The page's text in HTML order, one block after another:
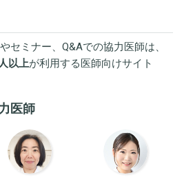
セミナー、Q&Aでの協力医師は、
以上が利用する医師向けサイト
医師